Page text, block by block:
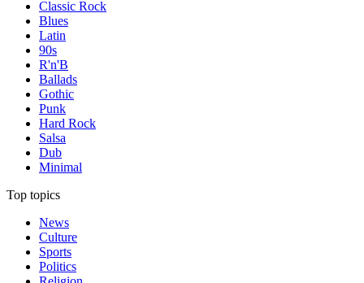
Classic Rock
Blues
Latin
90s
R'n'B
Ballads
Gothic
Punk
Hard Rock
Salsa
Dub
Minimal
Top topics
News
Culture
Sports
Politics